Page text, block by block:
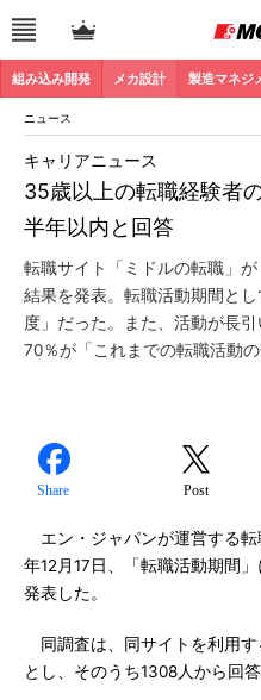
組み込み開発 メカ設計 製造マネジ
ニュース
35歳以上の転職経験者
半年以内と回答
キャリアニュース
転職サイト「ミドルの転職」
結果を発表。転職活動期間と
度」だった。また、活動が長
70％が「これまでの転職活動の
Share Post
エン・ジャパンが運営する
年12月17日、「転職活動期間
発表した。
同調査は、同サイトを利用
とし、そのうち1308人から回答